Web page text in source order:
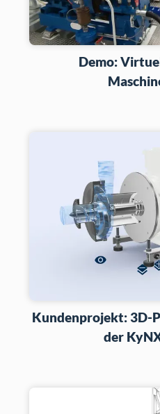
Demo:
Kundenprojekt: 3D-
der